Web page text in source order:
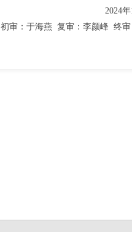
2024
初审：于海燕 复审：李颜峰 终审